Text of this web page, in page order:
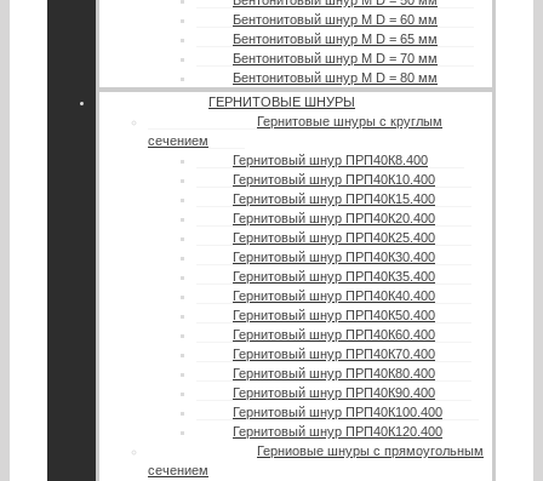
Бентонитовый шнур М D = 60 мм
Бентонитовый шнур М D = 65 мм
Бентонитовый шнур М D = 70 мм
Бентонитовый шнур М D = 80 мм
ГЕРНИТОВЫЕ ШНУРЫ
Гернитовые шнуры с круглым
сечением
Гернитовый шнур ПРП40К8.400
Гернитовый шнур ПРП40К10.400
Гернитовый шнур ПРП40К15.400
Гернитовый шнур ПРП40К20.400
Гернитовый шнур ПРП40К25.400
Гернитовый шнур ПРП40К30.400
Гернитовый шнур ПРП40К35.400
Гернитовый шнур ПРП40К40.400
Гернитовый шнур ПРП40К50.400
Гернитовый шнур ПРП40К60.400
Гернитовый шнур ПРП40К70.400
Гернитовый шнур ПРП40К80.400
Гернитовый шнур ПРП40К90.400
Гернитовый шнур ПРП40К100.400
Гернитовый шнур ПРП40К120.400
Герниовые шнуры с прямоугольным
сечением